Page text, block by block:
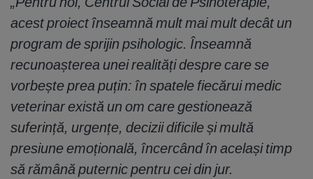
acest proiect înseamnă mult mai mult decât un
program de sprijin psihologic. Înseamnă
recunoașterea unei realități despre care se
vorbește prea puțin: în spatele fiecărui medic
veterinar există un om care gestionează
suferință, urgențe, decizii dificile și multă
presiune emoțională, încercând în același timp
să rămână puternic pentru cei din jur.